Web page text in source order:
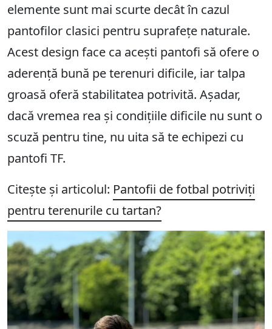
elemente sunt mai scurte decât în cazul
pantofilor clasici pentru suprafețe naturale.
Acest design face ca acești pantofi să ofere o
aderență bună pe terenuri dificile, iar talpa
groasă oferă stabilitatea potrivită. Așadar,
dacă vremea rea și condițiile dificile nu sunt o
scuză pentru tine, nu uita să te echipezi cu
pantofi TF.
Citește și articolul: Pantofii de fotbal potriviți
pentru terenurile cu tartan?